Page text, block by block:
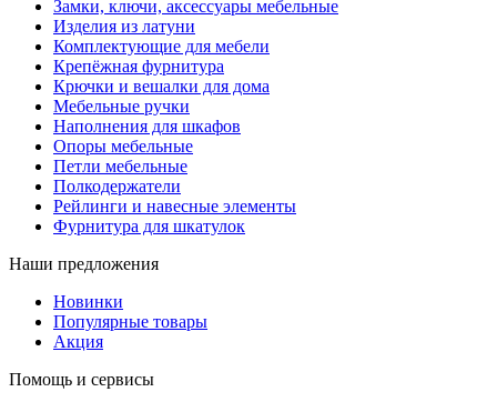
Замки, ключи, аксессуары мебельные
Изделия из латуни
Комплектующие для мебели
Крепёжная фурнитура
Крючки и вешалки для дома
Мебельные ручки
Наполнения для шкафов
Опоры мебельные
Петли мебельные
Полкодержатели
Рейлинги и навесные элементы
Фурнитура для шкатулок
Наши предложения
Новинки
Популярные товары
Акция
Помощь и сервисы